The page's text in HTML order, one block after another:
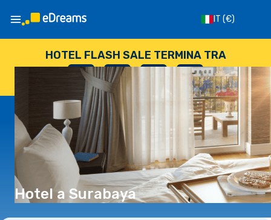
IT (€)
HOTEL FLASH SALE TERMINA TRA
--
GIORNI
: --
ORE
: --
SECONDI
Hotel a Surabaya